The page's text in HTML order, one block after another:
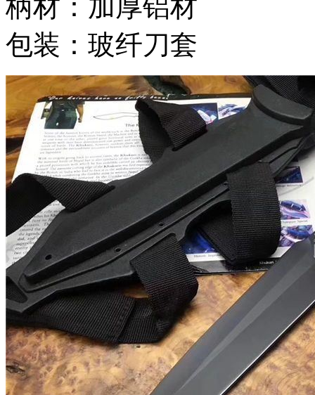
柄材：加厚铝材
包装：玻纤刀套